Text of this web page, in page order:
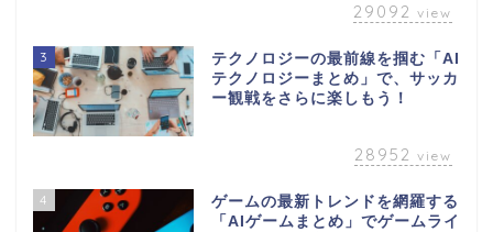
29092 view
3
テクノロジーの最前線を掴む「AI
テクノロジーまとめ」で、サッカ
ー観戦をさらに楽しもう！
28952 view
4
ゲームの最新トレンドを網羅する
「AIゲームまとめ」でゲームライ